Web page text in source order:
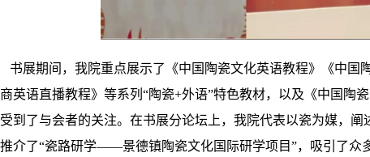
书展期间， 我院重点展示了《中国陶瓷文化英语教程》《中国
英语直播教程》等系列 “陶瓷+外语”特色教材，以及《中国陶
到了与会者的关注。在书展分论坛上， 我院代表以瓷为媒，阐
介了“瓷路研学——景德镇陶瓷文化国际研学项目”，吸引了众